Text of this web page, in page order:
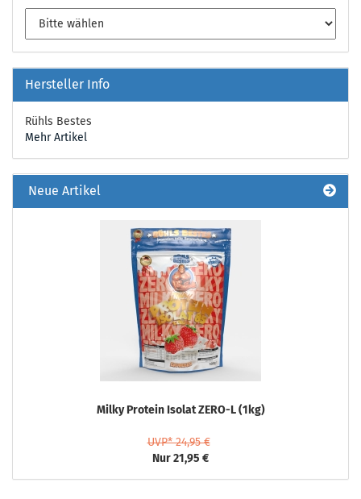
Hersteller Info
Rühls Bestes
Mehr Artikel
Neue Artikel
Milky Protein Isolat ZERO-L (1kg)
UVP* 24,95 €
Nur 21,95 €